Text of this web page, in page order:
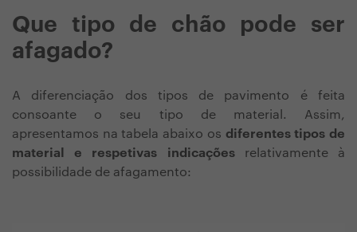
Que tipo de chão pode ser
afagado?
A diferenciação dos tipos de pavimento é feita
consoante o seu tipo de material. Assim,
apresentamos na tabela abaixo os diferentes tipos de
material e respetivas indicaçõesrelativamente à
possibilidade de afagamento: